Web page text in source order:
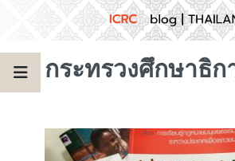
กระทรวงศึกษาธิก